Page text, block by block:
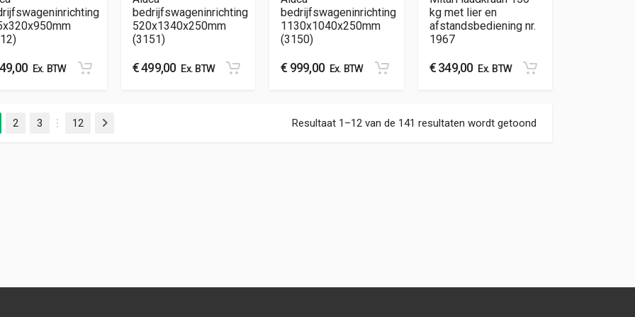
Ex. BTW
bedrijfswageninrichting
520x1340x250mm
(3151)
€499,00Ex. BTW
bedrijfswageninrichting
1130x1040x250mm
(3150)
€ 999,00Ex. BTW
kg met lier en
afstandsbediening nr.
1967
€349,00Ex. BTW
2 3
…
12 Volgende Resultaat 1–12 van de 141 resultaten wordt getoond